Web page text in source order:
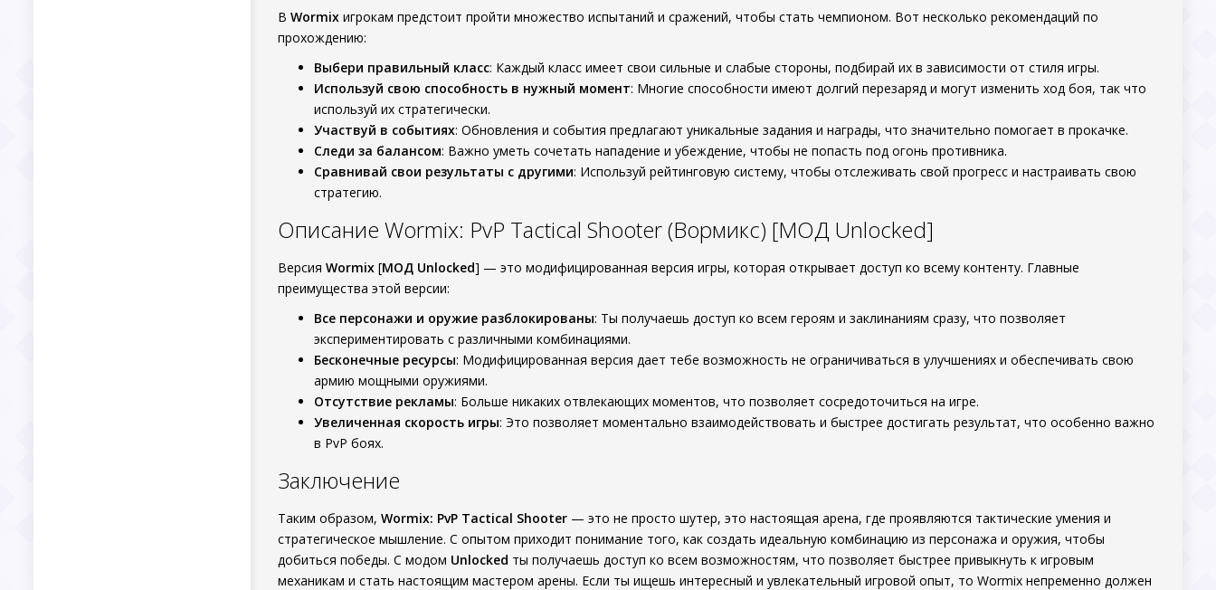
В Wormix игрокам предстоит пройти множество испытаний и сражений, чтобы стать чемпионом. Вот несколько рекомендаций по
прохождению:
Выбери правильный класс: Каждый класс имеет свои сильные и слабые стороны, подбирай их в зависимости от стиля игры.
Используй свою способность в нужный момент: Многие способности имеют долгий перезаряд и могут изменить ход боя, так что
используй их стратегически.
Участвуй в событиях: Обновления и события предлагают уникальные задания и награды, что значительно помогает в прокачке.
Следи за балансом: Важно уметь сочетать нападение и убеждение, чтобы не попасть под огонь противника.
Сравнивай свои результаты с другими: Используй рейтинговую систему, чтобы отслеживать свой прогресс и настраивать свою
стратегию.
Описание Wormix: PvP Tactical Shooter (Вормикс) [МОД Unlocked]
Версия Wormix [МОД Unlocked] — это модифицированная версия игры, которая открывает доступ ко всему контенту. Главные
преимущества этой версии:
Все персонажи и оружие разблокированы: Ты получаешь доступ ко всем героям и заклинаниям сразу, что позволяет
экспериментировать с различными комбинациями.
Бесконечные ресурсы: Модифицированная версия дает тебе возможность не ограничиваться в улучшениях и обеспечивать свою
армию мощными оружиями.
Отсутствие рекламы: Больше никаких отвлекающих моментов, что позволяет сосредоточиться на игре.
Увеличенная скорость игры: Это позволяет моментально взаимодействовать и быстрее достигать результат, что особенно важно
в PvP боях.
Заключение
Таким образом, Wormix: PvP Tactical Shooter — это не просто шутер, это настоящая арена, где проявляются тактические умения и
стратегическое мышление. С опытом приходит понимание того, как создать идеальную комбинацию из персонажа и оружия, чтобы
добиться победы. С модом Unlocked ты получаешь доступ ко всем возможностям, что позволяет быстрее привыкнуть к игровым
механикам и стать настоящим мастером арены. Если ты ищешь интересный и увлекательный игровой опыт, то Wormix непременно должен